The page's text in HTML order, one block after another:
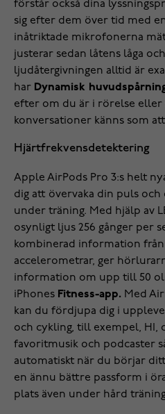
förstår också dina
sig efter dem över tid med
inåtriktade mikrofonerna
justerar sedan låtens låga
ljudåtergivningen alltid är
har Dynamisk
efter om du är i rörelse eller
konversationer känns som
Hjärtfrekvensdetektering
Apple AirPods Pro 3:s helt
dig att övervaka din puls
under träning. Med hjälp av
osynligt ljus 256 gånger per
kombinerad information
accelerometrar, ger
information om upp till 50
iPhones Fitness-app. Med
kan du fördjupa dig i
och cykling, till exempel, HI,
favoritmusik och podcaster
automatiskt när du börjar ditt
en ännu bättre passform i
plats även under hård